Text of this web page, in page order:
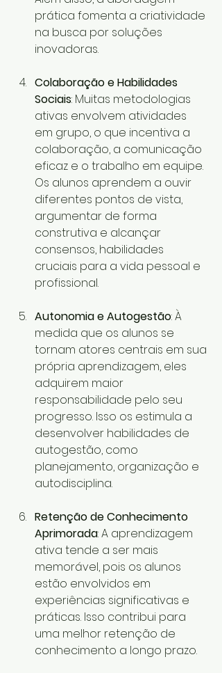
prática fomenta a criatividade
na busca por soluções
inovadoras.
Colaboração e Habilidades
Sociais: Muitas metodologias
ativas envolvem atividades
em grupo, o que incentiva a
colaboração, a comunicação
eficaz e o trabalho em equipe.
Os alunos aprendem a ouvir
diferentes pontos de vista,
argumentar de forma
construtiva e alcançar
consensos, habilidades
cruciais para a vida pessoal e
profissional.
Autonomia e Autogestão: À
medida que os alunos se
tornam atores centrais em sua
própria aprendizagem, eles
adquirem maior
responsabilidade pelo seu
progresso. Isso os estimula a
desenvolver habilidades de
autogestão, como
planejamento, organização e
autodisciplina.
Retenção de Conhecimento
Aprimorada: A aprendizagem
ativa tende a ser mais
memorável, pois os alunos
estão envolvidos em
experiências significativas e
práticas. Isso contribui para
uma melhor retenção de
conhecimento a longo prazo.